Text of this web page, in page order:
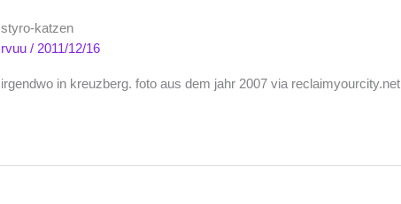
styro-katzen
rvuu/ 2011/12/16
irgendwo in kreuzberg. foto aus dem jahr 2007 via reclaimyourcity.net